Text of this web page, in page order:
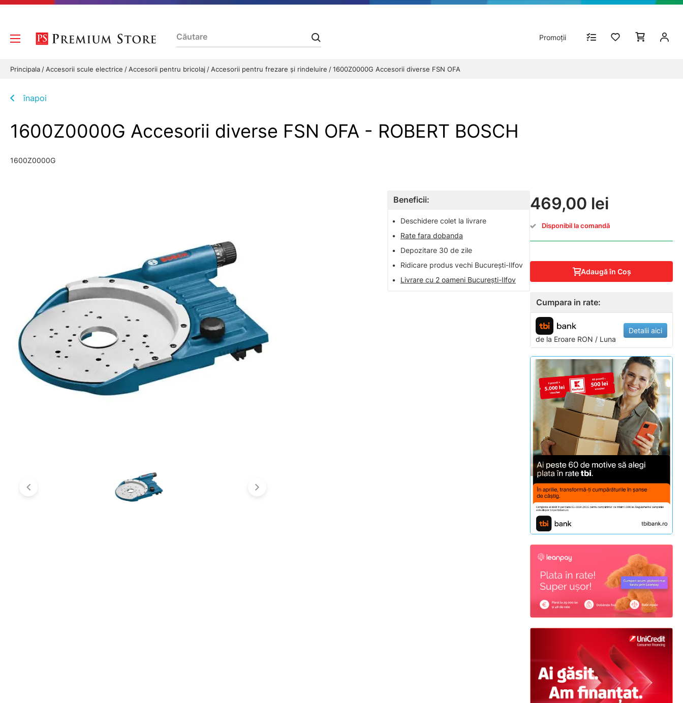
Promoții
Principala Accesorii scule electrice Accesorii pentru bricolaj Accesorii pentru frezare și rindeluire 1600Z0000G Accesorii diverse FSN OFA
înapoi
1600Z0000G Accesorii diverse FSN OFA - ROBERT BOSCH
1600Z0000G
Beneficii:
•
Deschidere colet la livrare
•
Rate fara dobanda
•
Depozitare 30 de zile
•
Ridicare produs vechi București-Ilfov
•
Livrare cu 2 oameni București-Ilfov
469,00 lei
Disponibil la comandă
Adaugă în Coş
Cumpara in rate:
de la Eroare RON / Luna
Detalii aici